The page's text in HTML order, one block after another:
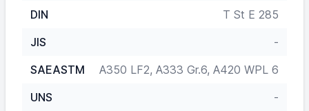
DIN
T St E 285
JIS
-
SAEASTM
A350 LF2, A333 Gr.6, A420 WPL 6
UNS
-